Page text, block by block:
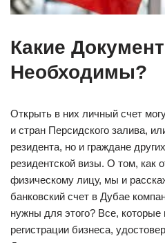
Какие
Необходимы?
Открыть в них личный счет
и стран Персидского залива,
резидента, но и граждане
резидентской визы. О том, как
физическому лицу, мы и
банковский счет в Дубае
нужны для этого? Все,
регистрации бизнеса,